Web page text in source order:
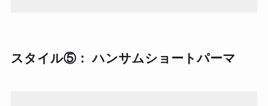
スタイル⑤： ハンサムショートパーマ